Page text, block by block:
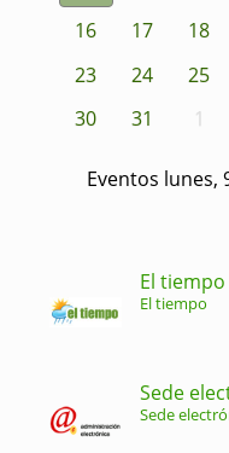
16
17 18
23
24 25
30
31 1
Eventos lunes,
El tiempo
El tiempo
Sede
Sede